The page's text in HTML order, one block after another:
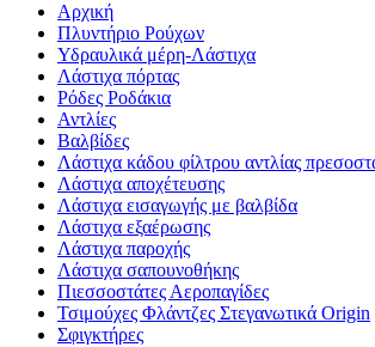
Αρχική
Πλυντήριο Ρούχων
Υδραυλικά μέρη-Λάστιχα
Λάστιχα πόρτας
Ρόδες Ροδάκια
Αντλίες
Βαλβίδες
Λάστιχα κάδου φίλτρου αντλίας
Λάστιχα αποχέτευσης
Λάστιχα εισαγωγής με βαλβίδα
Λάστιχα εξαέρωσης
Λάστιχα παροχής
Λάστιχα σαπουνοθήκης
Πιεσσοστάτες Αεροπαγίδες
Τσιμούχες Φλάντζες Στεγανωτικά Origin
Σφιγκτήρες